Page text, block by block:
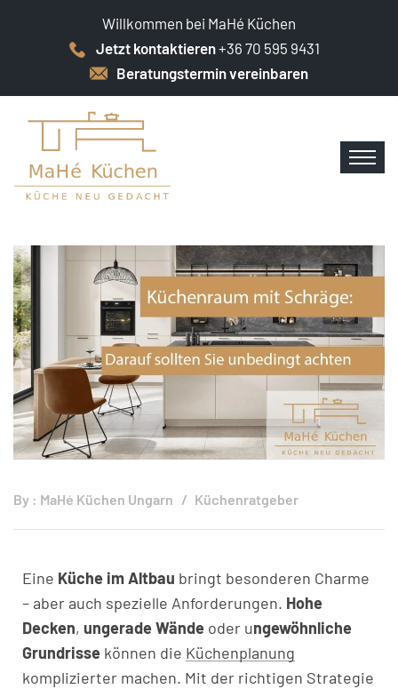
Willkommen bei MaHé Küchen
Jetzt kontaktieren+36 70 595 9431
Beratungstermin vereinbaren
By : MaHé Küchen Ungarn Küchenratgeber
Eine Küche im Altbau bringt besonderen Charme
– aber auch spezielle Anforderungen. Hohe
Decken, ungerade Wände oder ungewöhnliche
Grundrisse können die Küchenplanung
komplizierter machen. Mit der richtigen Strategie